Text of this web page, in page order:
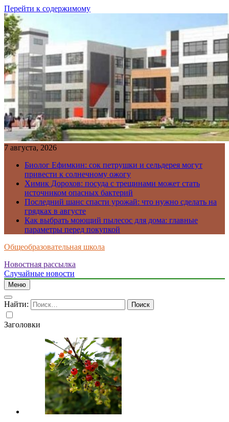
Перейти к содержимому
7 августа, 2026
Биолог Ефимкин: сок петрушки и сельдерея могут
привести к солнечному ожогу
Химик Дорохов: посуда с трещинами может стать
источником опасных бактерий
Последний шанс спасти урожай: что нужно сделать на
грядках в августе
Как выбрать моющий пылесос для дома: главные
параметры перед покупкой
Общеобразовательная школа
Новостная рассылка
Случайные новости
Меню
Найти:
Заголовки